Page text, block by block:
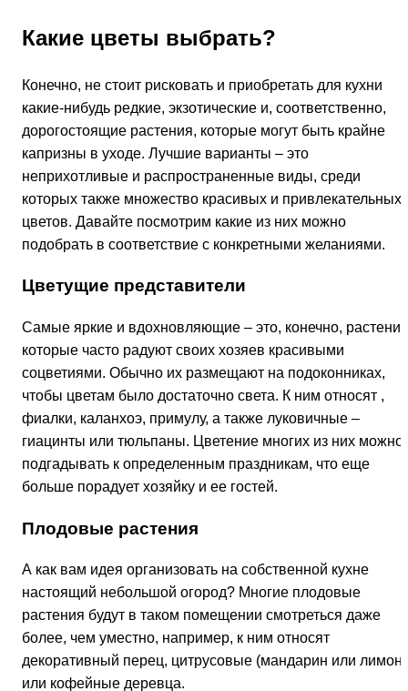
Какие цветы выбрать?
Конечно, не стоит рисковать и приобретать для кухни
какие-нибудь редкие, экзотические и, соответственно,
дорогостоящие растения, которые могут быть крайне
капризны в уходе. Лучшие варианты – это
неприхотливые и распространенные виды, среди
которых также множество красивых и привлекательных
цветов. Давайте посмотрим какие из них можно
подобрать в соответствие с конкретными желаниями.
Цветущие представители
Самые яркие и вдохновляющие – это, конечно,
которые часто радуют своих хозяев красивыми
соцветиями. Обычно их размещают на подоконниках,
чтобы цветам было достаточно света. К ним относят ,
фиалки, каланхоэ, примулу, а также луковичные –
гиацинты или тюльпаны. Цветение многих из них можно
подгадывать к определенным праздникам, что еще
больше порадует хозяйку и ее гостей.
Плодовые растения
А как вам идея организовать на собственной кухне
настоящий небольшой огород? Многие плодовые
растения будут в таком помещении смотреться даже
более, чем уместно, например, к ним относят
декоративный перец, цитрусовые (мандарин или лимон)
или кофейные деревца.